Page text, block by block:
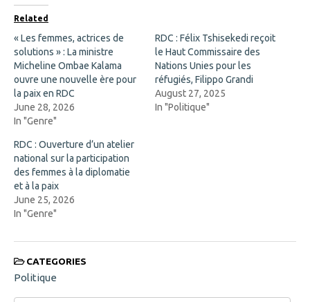
b
o
o
k
(
O
p
e
n
s
i
n
e
w
i
n
d
o
w
)
n
n
e
w
w
i
n
d
Related
« Les femmes, actrices de
solutions » : La ministre
Micheline Ombae Kalama
ouvre une nouvelle ère pour
la paix en RDC
June 28, 2026
In "Genre"
RDC : Félix Tshisekedi reçoit
le Haut Commissaire des
Nations Unies pour les
réfugiés, Filippo Grandi
August 27, 2025
In "Politique"
RDC : Ouverture d’un atelier
national sur la participation
des femmes à la diplomatie
et à la paix
June 25, 2026
In "Genre"
CATEGORIES
Politique